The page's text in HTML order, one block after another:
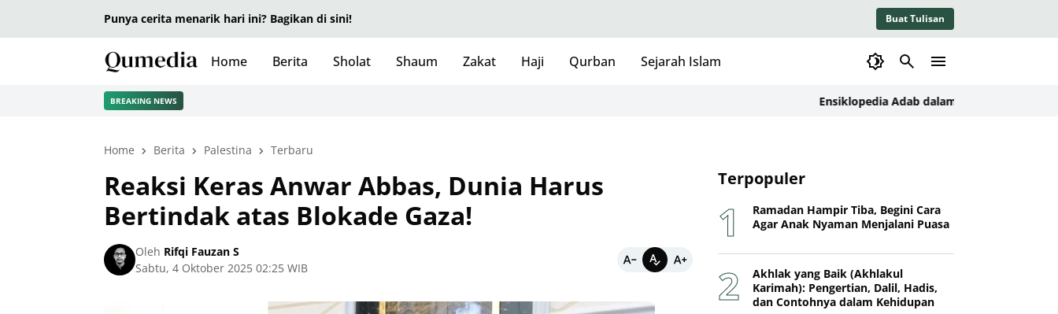
Punya cerita menarik hari ini? Bagikan di sini! Buat Tulisan
Home Berita Sholat Shaum Zakat Haji Qurban Sejarah Islam
BREAKING NEWS Ensiklopedia Adab dalam Islam: Kajian
Home Berita Palestina Terbaru
Reaksi Keras Anwar Abbas, Dunia Harus
Bertindak atas Blokade Gaza!
Oleh Rifqi Fauzan S
Sabtu, 4 Oktober 2025 02:25 WIB
Terpopuler
Ramadan Hampir Tiba, Begini Cara
Agar Anak Nyaman Menjalani Puasa
Akhlak yang Baik (Akhlakul
Karimah): Pengertian, Dalil, Hadis,
dan Contohnya dalam Kehidupan